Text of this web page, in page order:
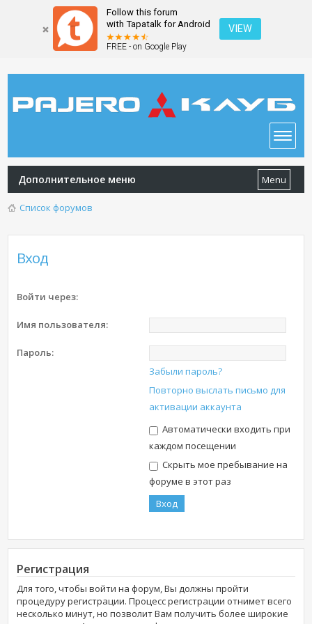
Follow this forum
with Tapatalk for Android
FREE - on Google Play
VIEW
Дополнительное меню Menu
Список форумов
Вход
Войти через:
Имя пользователя:
Пароль:
Забыли пароль?
Повторно выслать письмо для
активации аккаунта
Автоматически входить при
каждом посещении
Скрыть мое пребывание на
форуме в этот раз
Регистрация
Для того, чтобы войти на форум, Вы должны пройти
процедуру регистрации. Процесс регистрации отнимет всего
несколько минут, но позволит Вам получить более широкие